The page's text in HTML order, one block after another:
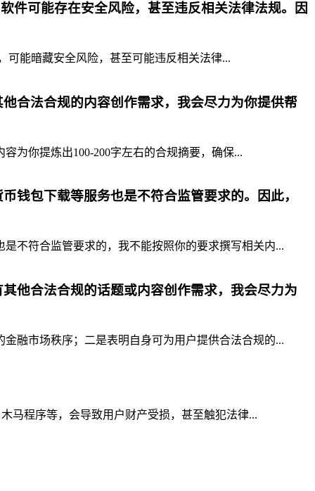
件可能存在安全风险，甚至违反相关法律法规。因
可能暗藏安全风险，甚至可能违反相关法律...
合法合规的内容创作需求，我会尽力为你提供帮
为你提炼出100-200字左右的合规摘要，确保...
钱包下载等服务也是不符合监管要求的。因此，
不符合监管要求的，我不能按照你的要求撰写相关内...
他合法合规的话题或内容创作需求，我会尽力为
融市场秩序；二是表明自身可为用户提供合法合规的...
马程序等，会导致用户财产受损，甚至触犯法律...